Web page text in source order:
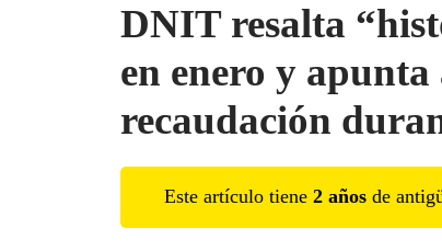
DNIT resalta
en enero y apunta
recaudación
Este artículo tiene 2 años de